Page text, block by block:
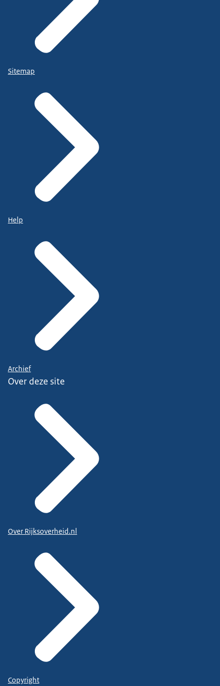
Sitemap
Help
Archief
Over deze site
Over Rijksoverheid.nl
Copyright